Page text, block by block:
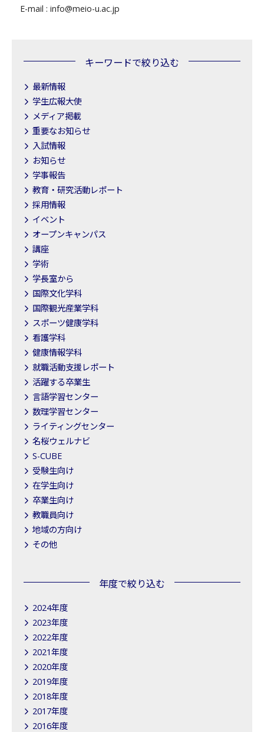
E-mail : info@meio-u.ac.jp
キーワードで絞り込む
最新情報
学生広報大使
メディア掲載
重要なお知らせ
入試情報
お知らせ
学事報告
教育・研究活動レポート
採用情報
イベント
オープンキャンパス
講座
学術
学長室から
国際文化学科
国際観光産業学科
スポーツ健康学科
看護学科
健康情報学科
就職活動支援レポート
活躍する卒業生
言語学習センター
数理学習センター
ライティングセンター
名桜ウェルナビ
S-CUBE
受験生向け
在学生向け
卒業生向け
教職員向け
地域の方向け
その他
年度で絞り込む
2024年度
2023年度
2022年度
2021年度
2020年度
2019年度
2018年度
2017年度
2016年度